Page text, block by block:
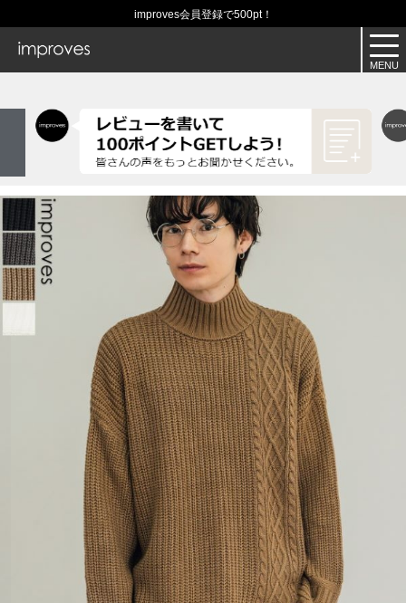
improves会員登録で500pt！